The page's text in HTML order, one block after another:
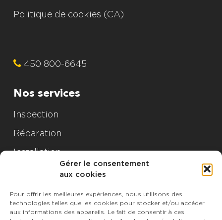
Gérer le consentement
aux cookies
Pour offrir les meilleures expériences, nous utilisons des
technologies telles que les cookies pour stocker et/ou accéder
aux informations des appareils. Le fait de consentir à ces
Politique de cookies (CA)
450 800-6645
Nos services
Inspection
Réparation
Installation
IKO